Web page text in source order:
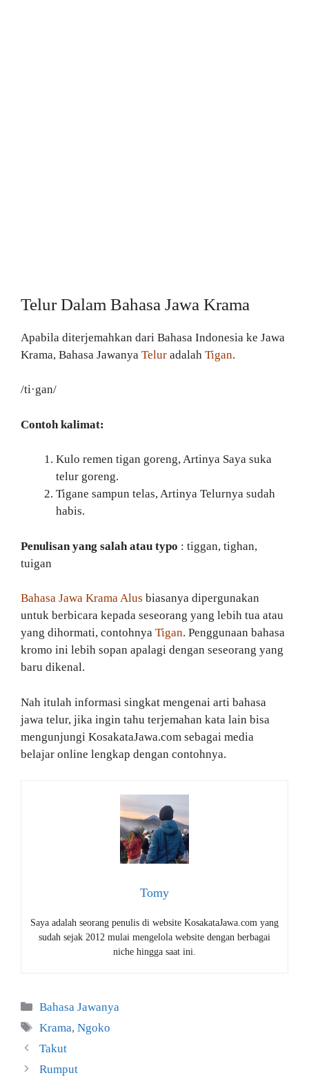
Telur Dalam Bahasa Jawa Krama
Apabila diterjemahkan dari Bahasa Indonesia ke Jawa
Krama, Bahasa Jawanya Telur adalah Tigan.
/ti·gan/
Contoh kalimat:
Kulo remen tigan goreng, Artinya Saya suka
telur goreng.
Tigane sampun telas, Artinya Telurnya sudah
habis.
Penulisan yang salah atau typo : tiggan, tighan,
tuigan
Bahasa Jawa Krama Alus biasanya dipergunakan
untuk berbicara kepada seseorang yang lebih tua atau
yang dihormati, contohnya Tigan. Penggunaan bahasa
kromo ini lebih sopan apalagi dengan seseorang yang
baru dikenal.
Nah itulah informasi singkat mengenai arti bahasa
jawa telur, jika ingin tahu terjemahan kata lain bisa
mengunjungi KosakataJawa.com sebagai media
belajar online lengkap dengan contohnya.
Tomy
Saya adalah seorang penulis di website KosakataJawa.com yang
sudah sejak 2012 mulai mengelola website dengan berbagai
niche hingga saat ini.
Kategori
Bahasa Jawanya
Tag
Krama,Ngoko
Takut
Rumput